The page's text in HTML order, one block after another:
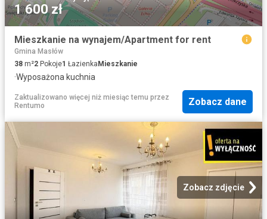
1 600 zł
Mieszkanie na wynajem/Apartment for rent
Gmina Masłów
38 m²2 Pokoje1 Łazienka Mieszkanie
·Wyposażona kuchnia
Zaktualizowano więcej niż miesiąc temu przez
Rentumo
Zobacz dane
Zobacz zdjęcie